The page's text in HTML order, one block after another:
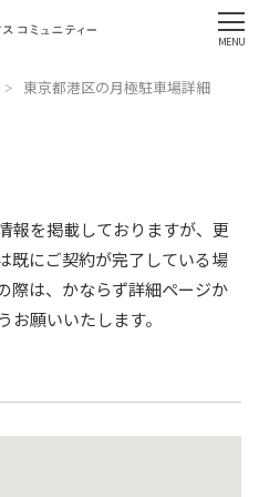
東京都港区の月極駐車場詳細
報を掲載しておりますが、更
既にご契約が完了している場
際は、かならず詳細ページか
お願いいたします。